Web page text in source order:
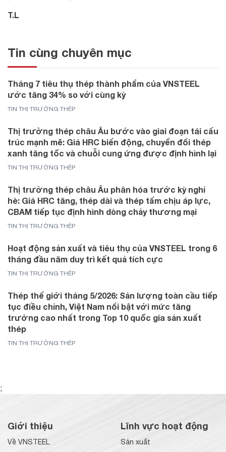
T.L
Tin cùng chuyên mục
Tháng 7 tiêu thụ thép thành phẩm của VNSTEEL
ước tăng 34% so với cùng kỳ
TIN THỊ TRƯỜNG THÉP
Thị trường thép châu Âu bước vào giai đoạn tái cấu
trúc mạnh mẽ: Giá HRC biến động, chuyển đổi thép
xanh tăng tốc và chuỗi cung ứng được định hình lại
TIN THỊ TRƯỜNG THÉP
Thị trường thép châu Âu phân hóa trước kỳ nghỉ
hè: Giá HRC tăng, thép dài và thép tấm chịu áp lực,
CBAM tiếp tục định hình dòng chảy thương mại
TIN THỊ TRƯỜNG THÉP
Hoạt động sản xuất và tiêu thụ của VNSTEEL trong 6
tháng đầu năm duy trì kết quả tích cực
TIN THỊ TRƯỜNG THÉP
Thép thế giới tháng 5/2026: Sản lượng toàn cầu tiếp
tục điều chỉnh, Việt Nam nổi bật với mức tăng
trưởng cao nhất trong Top 10 quốc gia sản xuất
thép
TIN THỊ TRƯỜNG THÉP
;
Giới thiệu
Về VNSTEEL
Lĩnh vực hoạt động
Sản xuất